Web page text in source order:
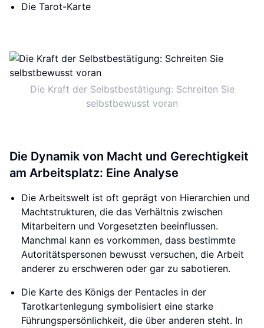
Die Tarot-Karte
Die Kraft der Selbstbestätigung: Schreiten Sie
selbstbewusst voran
Die Dynamik von Macht und Gerechtigkeit
am Arbeitsplatz: Eine Analyse
Die Arbeitswelt ist oft geprägt von Hierarchien und
Machtstrukturen, die das Verhältnis zwischen
Mitarbeitern und Vorgesetzten beeinflussen.
Manchmal kann es vorkommen, dass bestimmte
Autoritätspersonen bewusst versuchen, die Arbeit
anderer zu erschweren oder gar zu sabotieren.
Die Karte des Königs der Pentacles in der
Tarotkartenlegung symbolisiert eine starke
Führungspersönlichkeit, die über anderen steht. In